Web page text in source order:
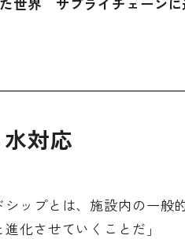
対応
シップとは、施設内の一
化させていくことだ」